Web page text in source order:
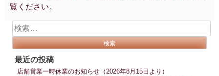
覧ください。
検
索:
最近の投稿
店舗営業一時休業のお知らせ（2026年8月15日より）